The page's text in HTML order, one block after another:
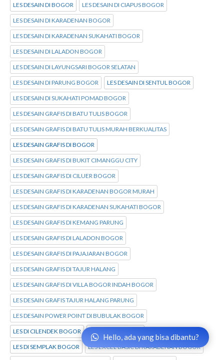
LES DESAIN DI BOGOR LES DESAIN DI CIAPUS BOGOR
LES DESAIN DI KARADENAN BOGOR
LES DESAIN DI KARADENAN SUKAHATI BOGOR
LES DESAIN DI LALADON BOGOR
LES DESAIN DI LAYUNGSARI BOGOR SELATAN
LES DESAIN DI PARUNG BOGOR LES DESAIN DI SENTUL BOGOR
LES DESAIN DI SUKAHATI POMAD BOGOR
LES DESAIN GRAFIS DI BATU TULIS BOGOR
LES DESAIN GRAFIS DI BATU TULIS MURAH BERKUALITAS
LES DESAIN GRAFIS DI BOGOR
LES DESAIN GRAFIS DI BUKIT CIMANGGU CITY
LES DESAIN GRAFIS DI CILUER BOGOR
LES DESAIN GRAFIS DI KARADENAN BOGOR MURAH
LES DESAIN GRAFIS DI KARADENAN SUKAHATI BOGOR
LES DESAIN GRAFIS DI KEMANG PARUNG
LES DESAIN GRAFIS DI LALADON BOGOR
LES DESAIN GRAFIS DI PAJAJARAN BOGOR
LES DESAIN GRAFIS DI TAJUR HALANG
LES DESAIN GRAFIS DI VILLA BOGOR INDAH BOGOR
LES DESAIN GRAFIS TAJUR HALANG PARUNG
LES DESAIN POWER POINT DI BUBULAK BOGOR
LES DI CILENDEK BOGOR
LES DI SEMPLAK BOGOR LES EXCEL BASIC DI KARADENAN BOGOR
Hello, ada yang bisa dibantu?